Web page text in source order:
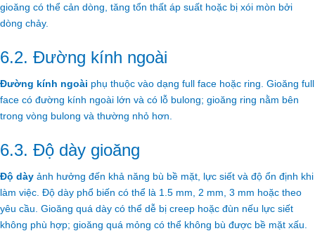
gioăng có thể cản dòng, tăng tổn thất áp suất hoặc bị xói mòn bởi
dòng chảy.
6.2. Đường kính ngoài
Đường kính ngoài phụ thuộc vào dạng full face hoặc ring. Gioăng full
face có đường kính ngoài lớn và có lỗ bulong; gioăng ring nằm bên
trong vòng bulong và thường nhỏ hơn.
6.3. Độ dày gioăng
Độ dày ảnh hưởng đến khả năng bù bề mặt, lực siết và độ ổn định khi
làm việc. Độ dày phổ biến có thể là 1.5 mm, 2 mm, 3 mm hoặc theo
yêu cầu. Gioăng quá dày có thể dễ bị creep hoặc đùn nếu lực siết
không phù hợp; gioăng quá mỏng có thể không bù được bề mặt xấu.